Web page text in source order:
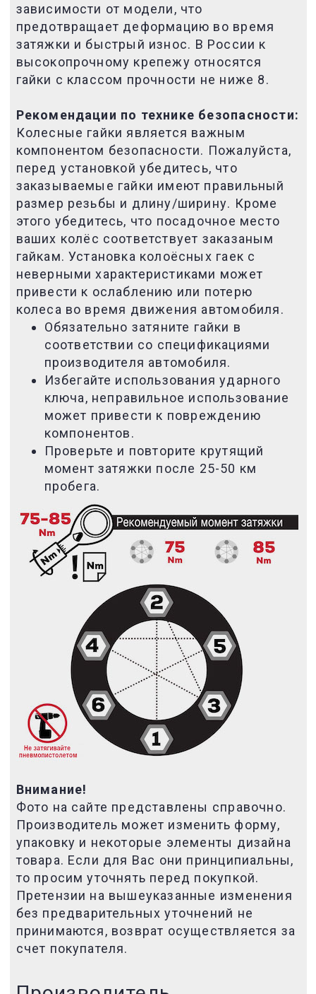
зависимости от модели, что
предотвращает деформацию во время
затяжки и быстрый износ. В России к
высокопрочному крепежу относятся
гайки с классом прочности не ниже 8.
Рекомендации по технике безопасности:
Колесные гайки является важным
компонентом безопасности. Пожалуйста,
перед установкой убедитесь, что
заказываемые гайки имеют правильный
размер резьбы и длину/ширину. Кроме
этого убедитесь, что посадочное место
ваших колёс соответствует заказаным
гайкам. Установка колоёсных гаек с
неверными характеристиками может
привести к ослаблению или потерю
колеса во время движения автомобиля.
Обязательно затяните гайки в
соответствии со спецификациями
производителя автомобиля.
Избегайте использования ударного
ключа, неправильное использование
может привести к повреждению
компонентов.
Проверьте и повторите крутящий
момент затяжки после 25-50 км
пробега.
Внимание!
Фото на сайте представлены справочно.
Производитель может изменить форму,
упаковку и некоторые элементы дизайна
товара. Если для Вас они принципиальны,
то просим уточнять перед покупкой.
Претензии на вышеуказанные изменения
без предварительных уточнений не
принимаются, возврат осуществляется за
счет покупателя.